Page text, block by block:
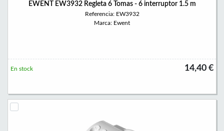
EWENT EW3932 Regleta 6 Tomas - 6 interruptor 1.5 m
Referencia: EW3932
Marca: Ewent
14,40 €
En stock